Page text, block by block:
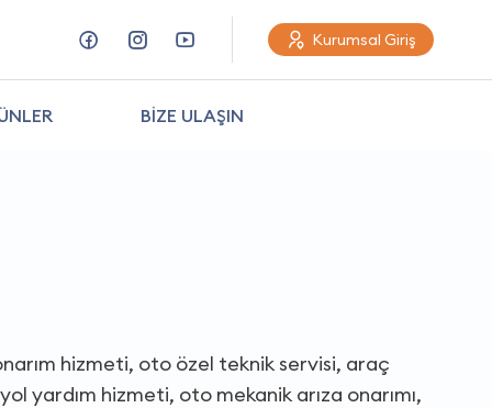
Kurumsal Giriş
BİZE ULAŞIN
hizmeti, oto özel teknik servisi, araç
yardım hizmeti, oto mekanik arıza onarımı,